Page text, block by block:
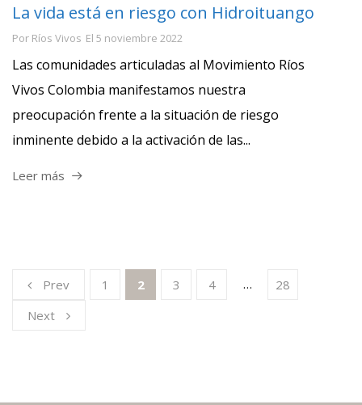
La vida está en riesgo con Hidroituango
Por Ríos Vivos El 5 noviembre 2022
Las comunidades articuladas al Movimiento Ríos
Vivos Colombia manifestamos nuestra
preocupación frente a la situación de riesgo
inminente debido a la activación de las...
Leer más
Prev 1 2 3 4 …
28
Next